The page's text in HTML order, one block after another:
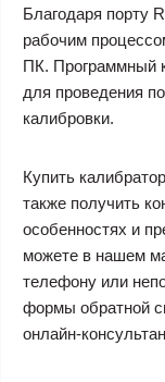
Благодаря порту
рабочим
ПК. Программный
для проведения
калибровки.
Купить
также получить
особенностях и
можете в нашем
телефону или
формы обратной
онлайн-